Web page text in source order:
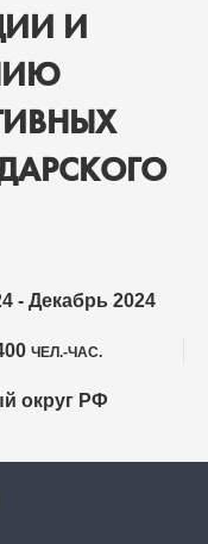
И
- Декабрь 2024
ЧЕЛ.-ЧАС.
округ РФ